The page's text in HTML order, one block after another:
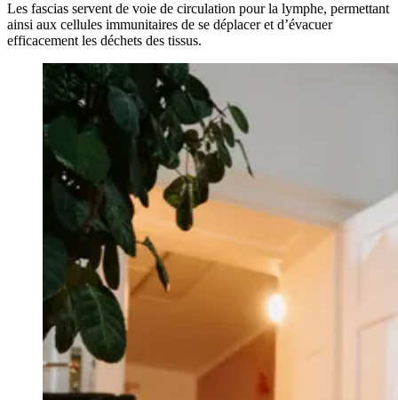
Les fascias servent de voie de circulation pour la lymphe, permettant
ainsi aux cellules immunitaires de se déplacer et d’évacuer
efficacement les déchets des tissus.